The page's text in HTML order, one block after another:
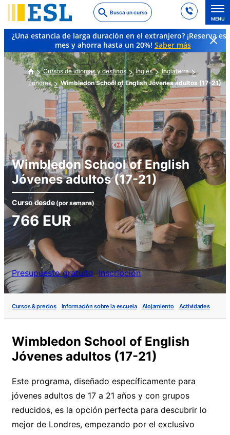
to
main
content
Busca un curso
MENU
¿Una estancia de larga duración en el extranjero? ¡Reserva
mes y ahorra hasta un 20%! Saber más
Cursos de idiomas y destinos Inglés
Inglaterra
Londres
Wimbledon School of English Jóvenes adultos (17-21)
Wimbledon School of English
Jóvenes adultos (17-21)
Curso desde (por semana)
766EUR
Presupuesto gratuito Inscripción
Cursos & precios Información sobre la escuela Alojamiento Actividades
Wimbledon School of English
Jóvenes adultos (17-21)
Este programa, diseñado específicamente para
jóvenes adultos de 17 a 21 años y con grupos
reducidos, es la opción perfecta para descubrir lo
mejor de Londres, empezando por el exclusivo